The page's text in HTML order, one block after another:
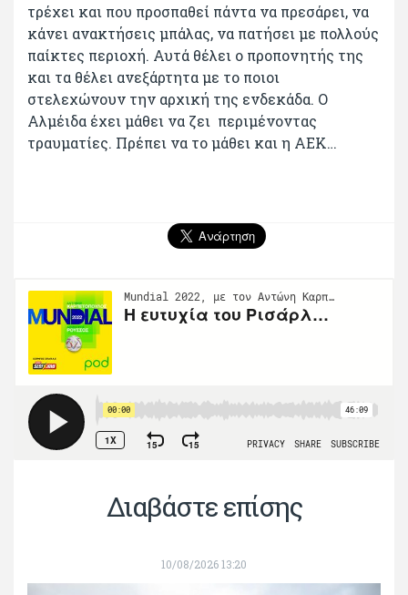
τρέχει και που προσπαθεί πάντα να πρεσάρει, να
κάνει ανακτήσεις μπάλας, να πατήσει με πολλούς
παίκτες περιοχή. Αυτά θέλει ο προπονητής της
και τα θέλει ανεξάρτητα με το ποιοι
στελεχώνουν την αρχική της ενδεκάδα. Ο
Αλμέιδα έχει μάθει να ζει περιμένοντας
τραυματίες. Πρέπει να το μάθει και η ΑΕΚ…
Διαβάστε επίσης
10/08/2026 13:20